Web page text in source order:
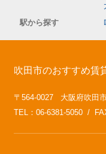
駅から探す
吹田市のおすすめ賃
〒564-0027 大阪府吹田
TEL：06-6381-5050 /